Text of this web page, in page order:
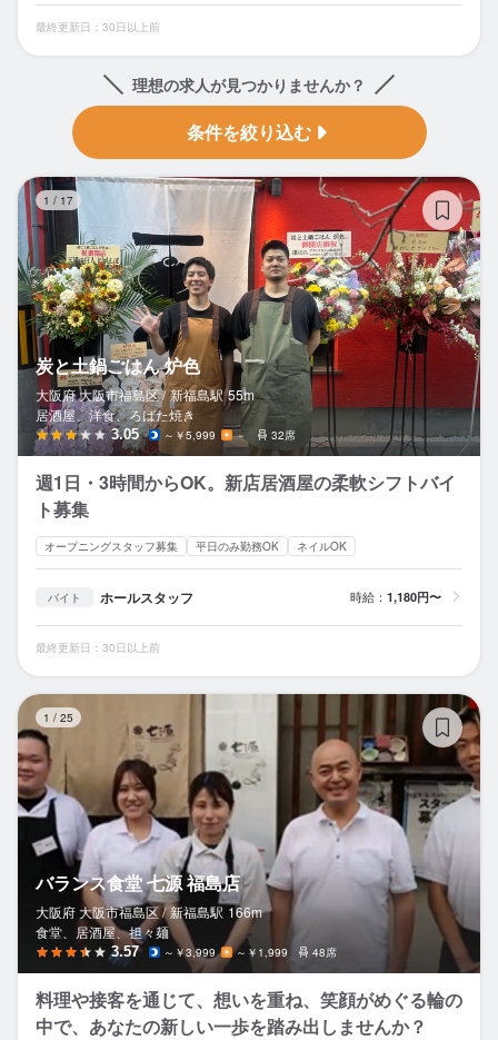
最終更新日：30日以上前
理想の求人が見つかりませんか？
条件を絞り込む
1 / 17
炭と土鍋ごはん 炉色
大阪府 大阪市福島区 / 新福島駅 55m
居酒屋、洋食、ろばた焼き
3.05 ～￥5,999 － 32席
週1日・3時間からOK。新店居酒屋の柔軟シフトバイ
ト募集
オープニングスタッフ募集 平日のみ勤務OK ネイルOK
バイト ホールスタッフ 時給： 1,180円〜
最終更新日：30日以上前
1 / 25
バランス食堂 七源 福島店
大阪府 大阪市福島区 / 新福島駅 166m
食堂、居酒屋、担々麺
3.57 ～￥3,999 ～￥1,999 48席
料理や接客を通じて、想いを重ね、笑顔がめぐる輪の
中で、あなたの新しい一歩を踏み出しませんか？